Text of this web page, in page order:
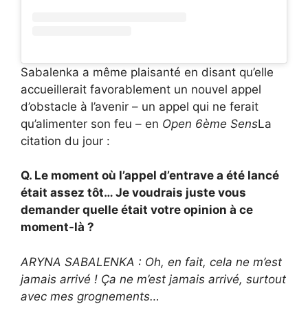
Sabalenka a même plaisanté en disant qu’elle
accueillerait favorablement un nouvel appel
d’obstacle à l’avenir – un appel qui ne ferait
qu’alimenter son feu – en Open 6ème SensLa
citation du jour :
Q. Le moment où l’appel d’entrave a été lancé
était assez tôt… Je voudrais juste vous
demander quelle était votre opinion à ce
moment-là ?
ARYNA SABALENKA : Oh, en fait, cela ne m’est
jamais arrivé ! Ça ne m’est jamais arrivé, surtout
avec mes grognements…